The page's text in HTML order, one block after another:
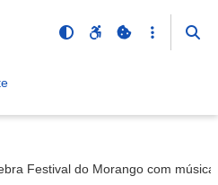
Festival do Morango com